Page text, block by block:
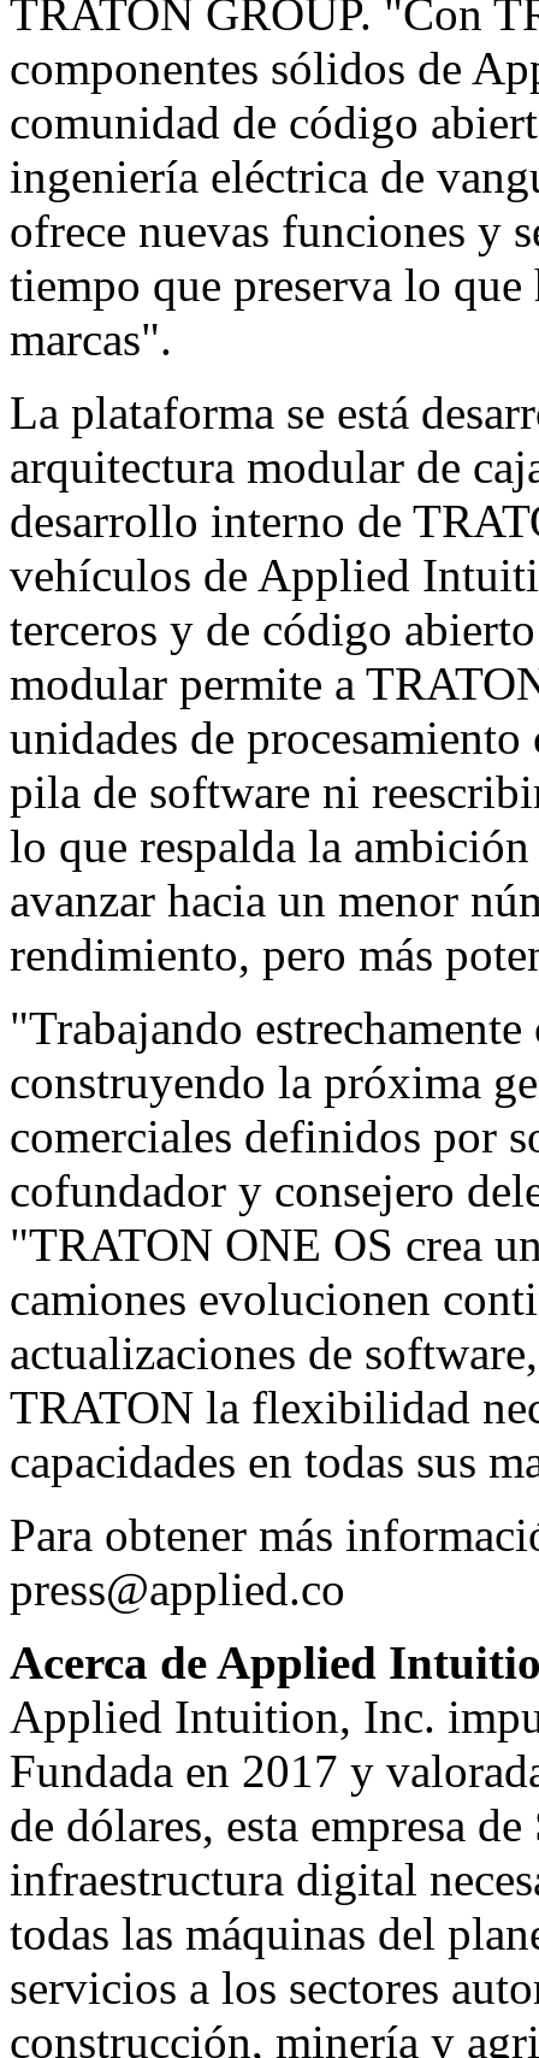
TRATON GROUP. "Con
componentes sólidos de
comunidad de código
ingeniería eléctrica de
ofrece nuevas funciones y
tiempo que preserva lo que
marcas".
La plataforma se está
arquitectura modular de
desarrollo interno de
vehículos de Applied
terceros y de código
modular permite a
unidades de
pila de software ni
lo que respalda la
avanzar hacia un menor
rendimiento, pero más
"Trabajando
construyendo la próxima
comerciales definidos por
cofundador y consejero
"TRATON ONE OS crea
camiones evolucionen
actualizaciones de
TRATON la flexibilidad
capacidades en todas sus
Para obtener más
press@applied.co
Acerca de Applied
Applied Intuition, Inc.
Fundada en 2017 y
de dólares, esta empresa
infraestructura digital
todas las máquinas del
servicios a los sectores
construcción, minería y